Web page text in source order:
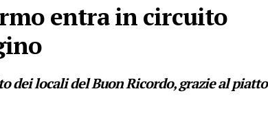
entra in circuito
dei locali del Buon Ricordo, grazie al piatto